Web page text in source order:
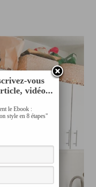
vous
vidéo...
le Ebook :
style en 8 étapes"